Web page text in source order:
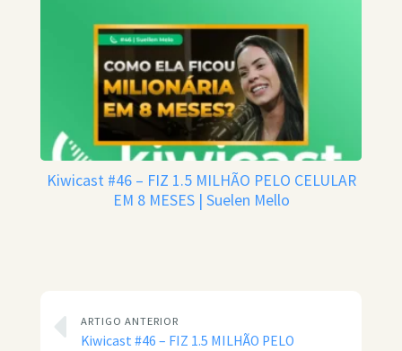
Kiwicast #46 – FIZ 1.5 MILHÃO PELO CELULAR
EM 8 MESES | Suelen Mello
ARTIGO ANTERIOR
Kiwicast #46 – FIZ 1.5 MILHÃO PELO